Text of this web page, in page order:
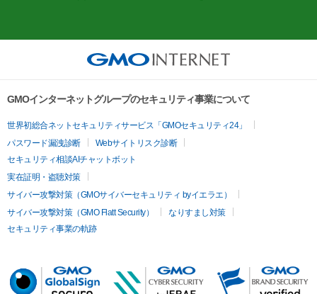
GMOインターネットグループのセキュリティ事業について
世界初総合ネットセキュリティサービス「GMOセキュリティ24」
パスワード漏洩診断
Webサイトリスク診断
セキュリティ相談AIチャットボット
実在証明・盗聴対策
サイバー攻撃対策（GMOサイバーセキュリティ byイエラエ）
サイバー攻撃対策（GMO Flatt Security）
なりすまし対策
セキュリティ事業の軌跡